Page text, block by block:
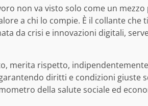
non va visto solo come un
a chi lo compie. È il collante
da crisi e innovazioni digitali,
merita rispetto,
diritti e condizioni giuste
della salute sociale ed